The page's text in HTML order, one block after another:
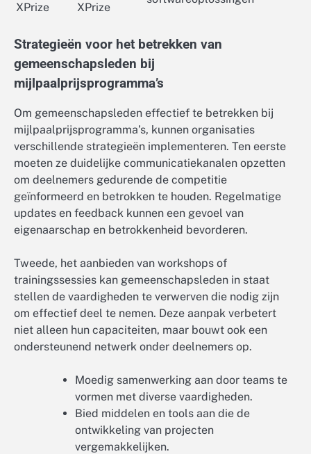
XPrize XPrize
Strategieën voor het betrekken van
gemeenschapsleden bij
mijlpaalprijsprogramma’s
Om gemeenschapsleden effectief te betrekken bij
mijlpaalprijsprogramma’s, kunnen organisaties
verschillende strategieën implementeren. Ten eerste
moeten ze duidelijke communicatiekanalen opzetten
om deelnemers gedurende de competitie
geïnformeerd en betrokken te houden. Regelmatige
updates en feedback kunnen een gevoel van
eigenaarschap en betrokkenheid bevorderen.
Tweede, het aanbieden van workshops of
trainingssessies kan gemeenschapsleden in staat
stellen de vaardigheden te verwerven die nodig zijn
om effectief deel te nemen. Deze aanpak verbetert
niet alleen hun capaciteiten, maar bouwt ook een
ondersteunend netwerk onder deelnemers op.
Moedig samenwerking aan door teams te
vormen met diverse vaardigheden.
Bied middelen en tools aan die de
ontwikkeling van projecten
vergemakkelijken.